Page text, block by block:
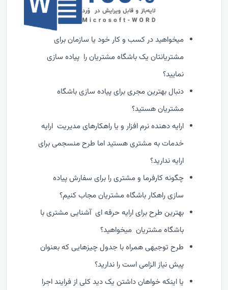
میخواهید در کسب و کار خود یا سازمان برای
مشتریانتان یک باشگاه مشتریان را پیاده سازی
نمایید؟
دنبال بهترین مجری برای پیاده سازی باشگاه
مشتریان هستید؟
ارایه دهنده نرم افزار و یا راهکارهای مدیریت ارایه
خدمات به مشتری هستید اما طرح منسجمی برای
ارایه ندارید؟
چگونه کارفرما و مشتری را برای سفارش پیاده
سازی راهکار باشگاه مشتریان مجاب کنیم؟
بهترین طرح برای ارایه حرفه ای آشنایی مشتری با
باشگاه مشتریان میخواهید؟
طرح توجیهی همراه با جدول چیزهایی که بعنوان
پیش نیاز الزامی است را ندارید؟
یا اینکه خواهان داشتن یک دید کلی از فرایند اجرا